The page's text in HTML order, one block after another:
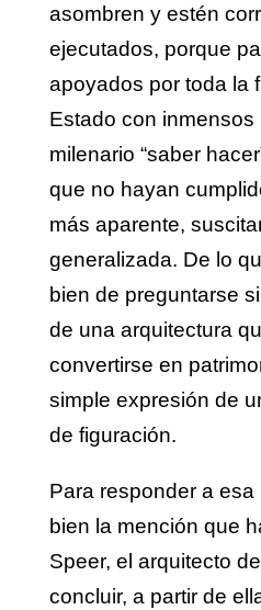
asombren y estén
ejecutados, porque
apoyados por toda la
Estado con inmensos
milenario “saber
que no hayan
más aparente,
generalizada. De lo
bien de preguntarse
de una arquitectura
convertirse en
simple expresión de
de figuración.
Para responder a
bien la mención que
Speer, el arquitecto
concluir, a partir de